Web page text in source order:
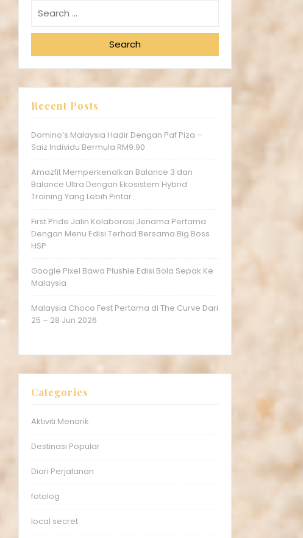
Search
Recent Posts
Domino’s Malaysia Hadir Dengan Paf Piza –
Saiz Individu Bermula RM9.90
Amazfit Memperkenalkan Balance 3 dan
Balance Ultra Dengan Ekosistem Hybrid
Training Yang Lebih Pintar
First Pride Jalin Kolaborasi Jenama Pertama
Dengan Menu Edisi Terhad Bersama Big Boss
HSP
Google Pixel Bawa Plushie Edisi Bola Sepak Ke
Malaysia
Malaysia Choco Fest Pertama di The Curve Dari
25 – 28 Jun 2026
Categories
Aktiviti Menarik
Destinasi Popular
Diari Perjalanan
fotolog
local secret